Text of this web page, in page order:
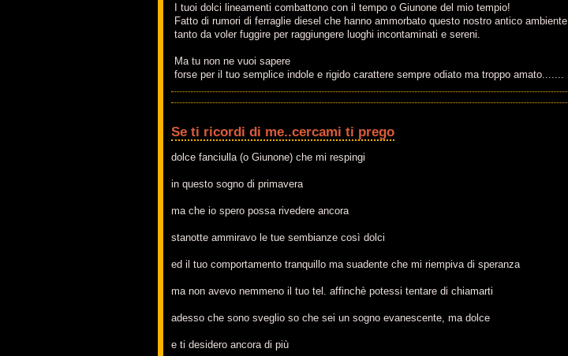
I tuoi dolci lineamenti combattono con il tempo o Giunone del mio tempio!
Fatto di rumori di ferraglie diesel che hanno ammorbato questo nostro antico ambiente
tanto da voler fuggire per raggiungere luoghi incontaminati e sereni.
Ma tu non ne vuoi sapere
forse per il tuo semplice indole e rigido carattere sempre odiato ma troppo amato.......
Se ti ricordi di me..cercami ti prego
dolce fanciulla (o Giunone) che mi respingi
in questo sogno di primavera
ma che io spero possa rivedere ancora
stanotte ammiravo le tue sembianze così dolci
ed il tuo comportamento tranquillo ma suadente che mi riempiva di speranza
ma non avevo nemmeno il tuo tel. affinchè potessi tentare di chiamarti
adesso che sono sveglio so che sei un sogno evanescente, ma dolce
e ti desidero ancora di più